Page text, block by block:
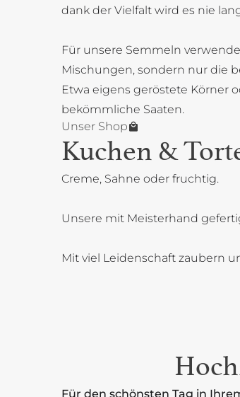
dank der Vielfalt wird es nie
Für unsere Semmeln
Mischungen, sondern nur die
Etwa eigens geröstete Körner
bekömmliche Saaten.
Unser Shop
Kuchen &
Creme, Sahne oder fruchtig.
Unsere mit Meisterhand
Mit viel Leidenschaft zaubern
Für den schönsten Tag in